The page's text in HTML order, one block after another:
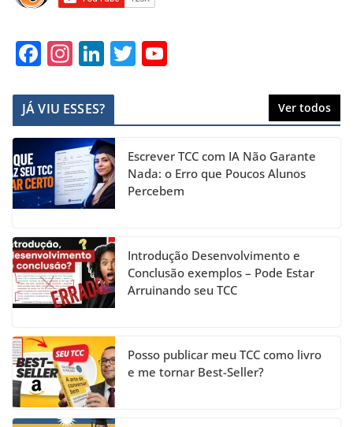
F
c
e
b
o
o
k
In
a
gr
a
m
Li
k
e
dI
n
T
er T
u
b
e
h
a
n
el
JÁ VIU ESSES? Ver todos
Escrever TCC com IA Não Garante
Nada: o Erro que Poucos Alunos
Percebem
Introdução Desenvolvimento e
Conclusão exemplos – Pode Estar
Arruinando seu TCC
Posso publicar meu TCC como livro
e me tornar Best-Seller?